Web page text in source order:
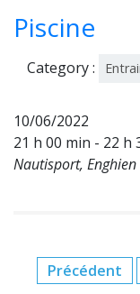
2
Piscine
Category :
10/06/2022
21 h 00 min - 22 h
Nautisport,
Précédent